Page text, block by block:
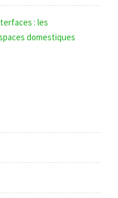
: les
domestiques